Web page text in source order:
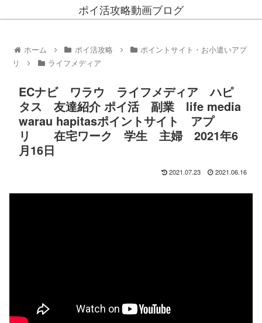
ポイ活攻略動画ブログ
ホーム ポイ活攻略
ポイントサイト・お小遣いアプ
リ
ライフメディア
ECナビ ワラウ ライフメディア ハピ
タス 友達紹介 ポイ活 副業 life media
warau hapitasポイントサイト アプ
リ 在宅ワーク 学生 主婦 2021年6
月16日
2021.07.23 2021.06.16